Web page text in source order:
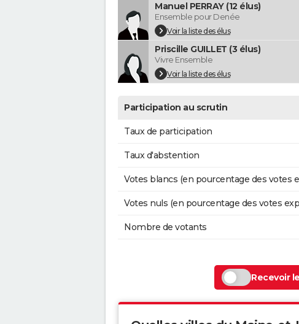
Manuel PERRAY (12 élus)
Ensemble pour Denée
Voir la liste des élus
Priscille GUILLET (3 élus)
Vivre Ensemble
Voir la liste des élus
Participation au scrutin
Taux de participation
Taux d'abstention
Votes blancs (en pourcentage des votes
Votes nuls (en pourcentage des votes
Nombre de votants
Recevoir